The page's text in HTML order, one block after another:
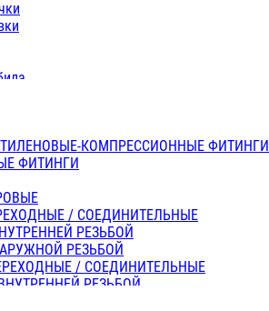
КОМПРЕССИОННЫЕ ФИТИНГИ
ФИТИНГИ
/ СОЕДИНИТЕЛЬНЫЕ
РЕЗЬБОЙ
РЕЗЬБОЙ
/ СОЕДИНИТЕЛЬНЫЕ
РЕЗЬБОЙ
РЕЗЬБОЙ